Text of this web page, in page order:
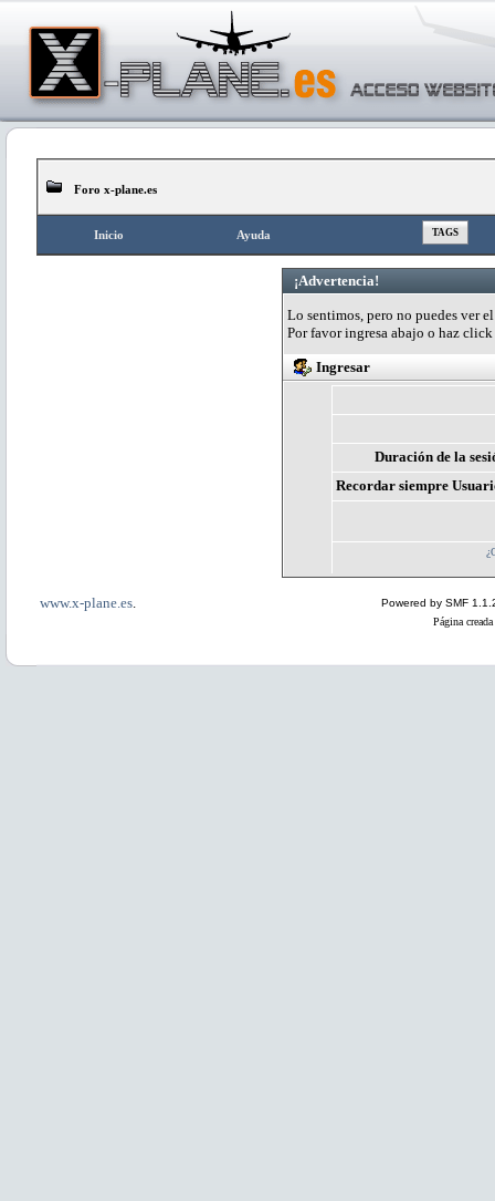
Foro x-plane.es
Inicio Ayuda TAGS
¡Advertencia!
Lo sentimos, pero no puedes ver
Por favor ingresa abajo o haz click
Ingresar
Duración de la
Recordar siempre
www.x-plane.es
Powered by SMF
Página